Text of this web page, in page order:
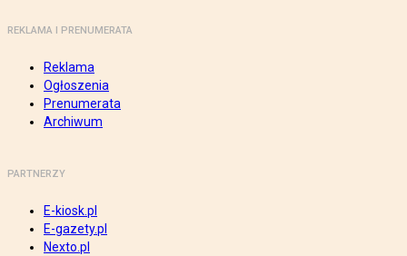
REKLAMA I PRENUMERATA
Reklama
Ogłoszenia
Prenumerata
Archiwum
PARTNERZY
E-kiosk.pl
E-gazety.pl
Nexto.pl